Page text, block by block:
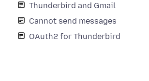
Thunderbird and Gmail
Cannot send messages
OAuth2 for Thunderbird